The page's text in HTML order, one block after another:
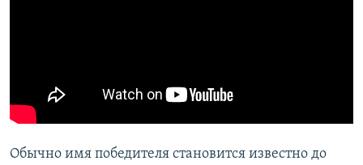
Обычно имя победителя становится известно до